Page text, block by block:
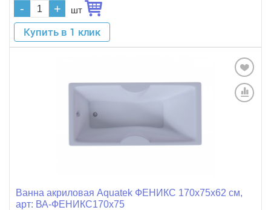
- + шт
Купить в 1 клик
Ванна акриловая Aquatek ФЕНИКС 170x75x62 см,
арт: ВА-ФЕНИКС170x75